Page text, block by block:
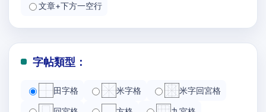
文章+下方一空行
字帖類型：
田字格 米字格 米字回宮格